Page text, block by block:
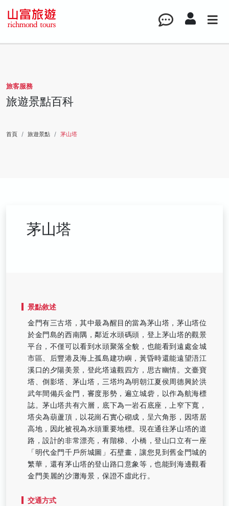
旅客服務
旅遊景點百科
首頁 旅遊景點 茅山塔
茅山塔
景點敘述
金門有三古塔，其中最為醒目的當為茅山塔，茅山塔位
於金門島的西南隅，鄰近水頭碼頭，登上茅山塔的觀景
平台，不僅可以看到水頭聚落全貌，也能看到遠處金城
市區、后豐港及海上孤島建功嶼，黃昏時還能遠望浯江
溪口的夕陽美景，登此塔遠觀四方，思古幽情。文臺寶
塔、倒影塔、茅山塔，三塔均為明朝江夏侯周德興於洪
武年間備兵金門，審度形勢，遍立城砦，以作為航海標
誌。茅山塔共有六層，底下為一岩石底座，上窄下寬，
塔尖為葫蘆頂，以花崗石實心砌成，呈六角形，因塔居
高地，因此被視為水頭重要地標。現在通往茅山塔的道
路，設計的非常漂亮，有階梯、小橋，登山口立有一座
「明代金門千戶所城圖」石壁畫，讓您見到舊金門城的
繁華，還有茅山塔的登山路口意象等，也能到海邊觀看
金門美麗的沙灘海景，保證不虛此行。
交通方式